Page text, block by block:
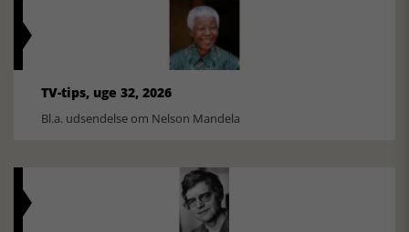
TV-tips, uge 32, 2026
Bl.a. udsendelse om Nelson Mandela